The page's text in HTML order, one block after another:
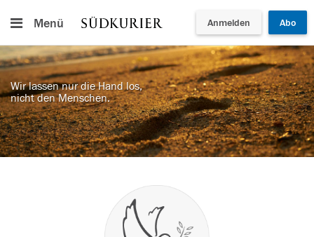
Menü Anmelden Abo
Wir lassen nur die Hand los,
nicht den Menschen.